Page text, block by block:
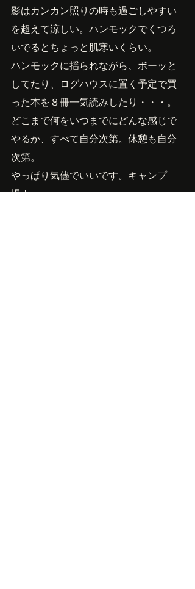
影はカンカン照りの時も過ごしやすい
を超えて涼しい。ハンモックでくつろ
いでるとちょっと肌寒いくらい。
ハンモックに揺られながら、ボーッと
してたり、ログハウスに置く予定で買
った本を８冊一気読みしたり・・・。
どこまで何をいつまでにどんな感じで
やるか、すべて自分次第。休憩も自分
次第。
やっぱり気儘でいいです。キャンプ
場！